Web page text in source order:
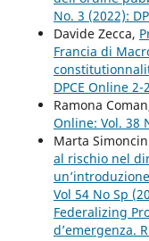
No. 3 (2022):
Davide Zecca,
Francia di
DPCE Online 2-
Ramona
Online: Vol. 38
Marta
al rischio nel
un’introduzione
Vol 54 No Sp
Federalizing
d’emergenza.